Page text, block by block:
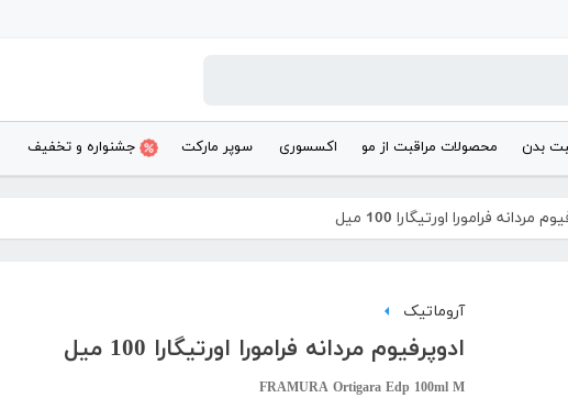
بدن محصولات مراقبت از مو اکسسوری سوپر مارکت جشنواره و تخفیف
مردانه فرامورا اورتیگارا 100 میل
آروماتیک
ادوپرفیوم مردانه فرامورا اورتیگارا 100 میل
FRAMURA Ortigara Edp 100ml M